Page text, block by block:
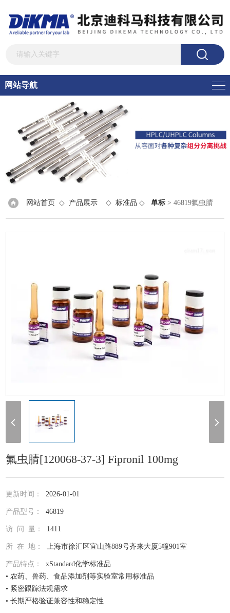
网站导航
网站首页 ◇ 产品展示 ◇标准品 ◇单标 > 46819氟虫腈
[120068-37-3] Fipronil 100mg
氟虫腈[120068-37-3] Fipronil 100mg
更新时间：2026-01-01
产品型号：46819
访 问 量： 1411
所 在 地：上海市徐汇区宜山路889号齐来大厦5幢901室
产品特点：xStandard化学标准品
• 农药、兽药、食品添加剂等实验室常用标准品
• 紧密跟踪法规需求
• 长期严格验证兼容性和稳定性